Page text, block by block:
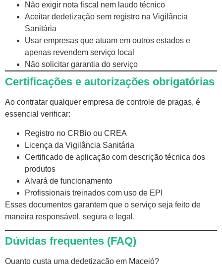
Não exigir nota fiscal nem laudo técnico
Aceitar dedetização sem registro na Vigilância
Sanitária
Usar empresas que atuam em outros estados e
apenas revendem serviço local
Não solicitar garantia do serviço
Certificações e autorizações obrigatórias
Ao contratar qualquer empresa de controle de pragas, é
essencial verificar:
Registro no CRBio ou CREA
Licença da Vigilância Sanitária
Certificado de aplicação com descrição técnica dos
produtos
Alvará de funcionamento
Profissionais treinados com uso de EPI
Esses documentos garantem que o serviço seja feito de
maneira responsável, segura e legal.
Dúvidas frequentes (FAQ)
Quanto custa uma dedetização em Maceió?